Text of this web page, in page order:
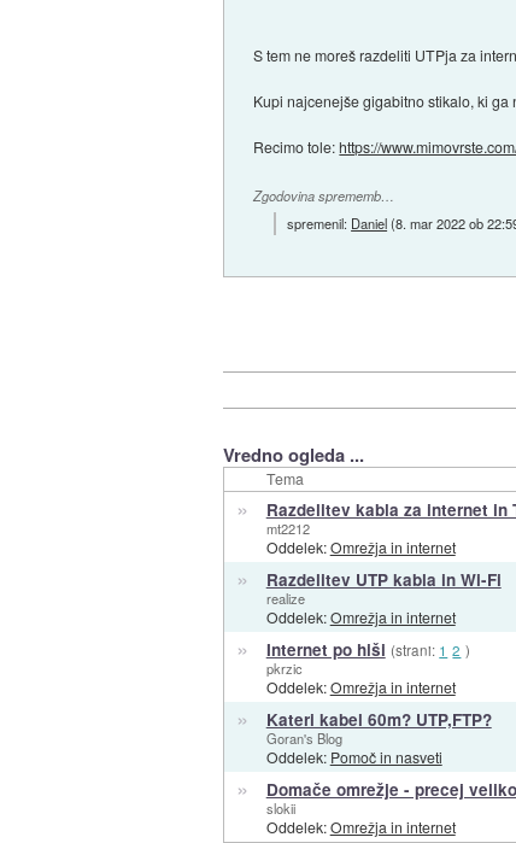
S tem ne moreš razdeliti UTPja za
Kupi najcenejše gigabitno stikalo, ki ga
Recimo tole:https://
Zgodovina sprememb…
spremenil: Daniel(8. mar 2022 ob
Vredno ogleda ...
Tema
» Razdelitev kabla za internet in
mt2212
Oddelek:Omrežja in internet
» Razdelitev UTP kabla in Wi-Fi
realize
Oddelek:Omrežja in internet
» Internet po hiši (strani: 1 2 )
pkrzic
Oddelek:Omrežja in internet
» Kateri kabel 60m? UTP,FTP?
Goran's Blog
Oddelek: Pomoč in nasveti
» Domače omrežje - precej veliko
slokii
Oddelek:Omrežja in internet